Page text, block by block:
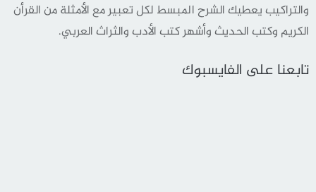
والتراكيب يعطيك الشرح المبسط لكل تعبير مع الأمثلة من القرأن
الكريم وكتب الحديث وأشهر كتب الأدب والثراث العربي.
تابعنا على الفايسبوك